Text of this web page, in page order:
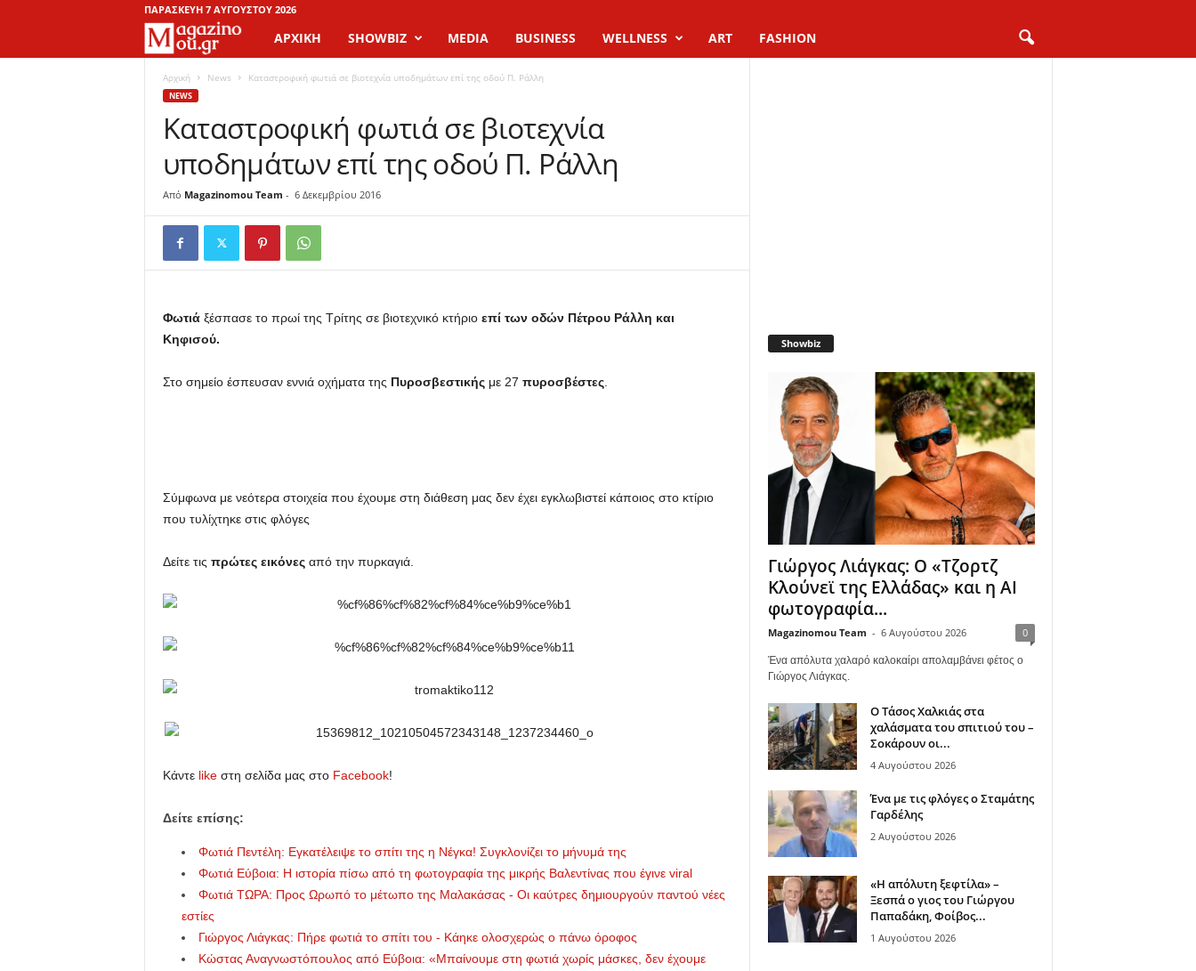
ΠΑΡΑΣΚΕΥΉ 7 ΑΥΓΟΎΣΤΟΥ 2026
a
z
n
o
ΑΡΧΙΚΉ SHOWBIZ MEDIA BUSINESS WELLNESS ART FASHION
Αρχική News Kαταστροφική φωτιά σε βιοτεχνία υποδημάτων επί της οδού Π. Ράλλη
NEWS
Kαταστροφική φωτιά σε βιοτεχνία
υποδημάτων επί της οδού Π. Ράλλη
Από Magazinomou Team - 6 Δεκεμβρίου 2016
Φωτιάξέσπασε το πρωί της Τρίτης σε βιοτεχνικό κτήριο επί των οδών Πέτρου Ράλλη και
Κηφισού.
Στο σημείο έσπευσαν εννιά οχήματα της Πυροσβεστικήςμε 27 πυροσβέστες.
Σύμφωνα με νεότερα στοιχεία που έχουμε στη διάθεση μας δεν έχει εγκλωβιστεί κάποιος στο κτίριο
που τυλίχτηκε στις φλόγες
Δείτε τις πρώτες εικόνεςαπό την πυρκαγιά.
Κάντε like στη σελίδα μας στο Facebook!
Δείτε επίσης:
Φωτιά Πεντέλη: Εγκατέλειψε το σπίτι της η Νέγκα! Συγκλονίζει το μήνυμά της
Φωτιά Εύβοια: Η ιστορία πίσω από τη φωτογραφία της μικρής Βαλεντίνας που έγινε viral
Φωτιά ΤΩΡΑ: Προς Ωρωπό το μέτωπο της Μαλακάσας - Οι καύτρες δημιουργούν παντού νέες
εστίες
Γιώργος Λιάγκας: Πήρε φωτιά το σπίτι του - Κάηκε ολοσχερώς ο πάνω όροφος
Κώστας Αναγνωστόπουλος από Εύβοια: «Μπαίνουμε στη φωτιά χωρίς μάσκες, δεν έχουμε
Showbiz
Γιώργος Λιάγκας: Ο «Τζορτζ
Κλούνεϊ της Ελλάδας» και η AI
φωτογραφία...
Magazinomou Team - 6 Αυγούστου 2026 0
Ένα απόλυτα χαλαρό καλοκαίρι απολαμβάνει φέτος ο
Γιώργος Λιάγκας.
Ο Τάσος Χαλκιάς στα
χαλάσματα του σπιτιού του –
Σοκάρουν οι...
4 Αυγούστου 2026
Ένα με τις φλόγες ο Σταμάτης
Γαρδέλης
2 Αυγούστου 2026
«Η απόλυτη ξεφτίλα» –
Ξεσπά ο γιος του Γιώργου
Παπαδάκη, Φοίβος...
1 Αυγούστου 2026